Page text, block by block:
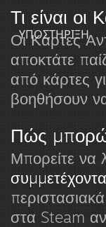
ΥΠΟΣΤΗΡΙΞΗ
Τι είναι
Οι Κάρτες
αποκτάτε
από κάρτες
βοηθήσουν
Πώς μπορώ
Μπορείτε να
στα Steam